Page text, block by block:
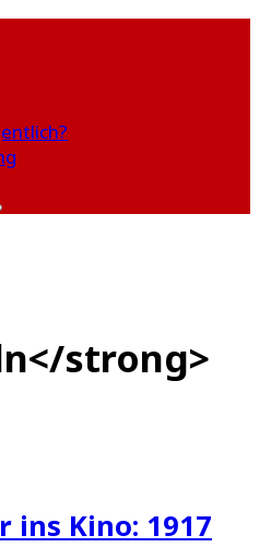
strong>
ins Kino: 1917